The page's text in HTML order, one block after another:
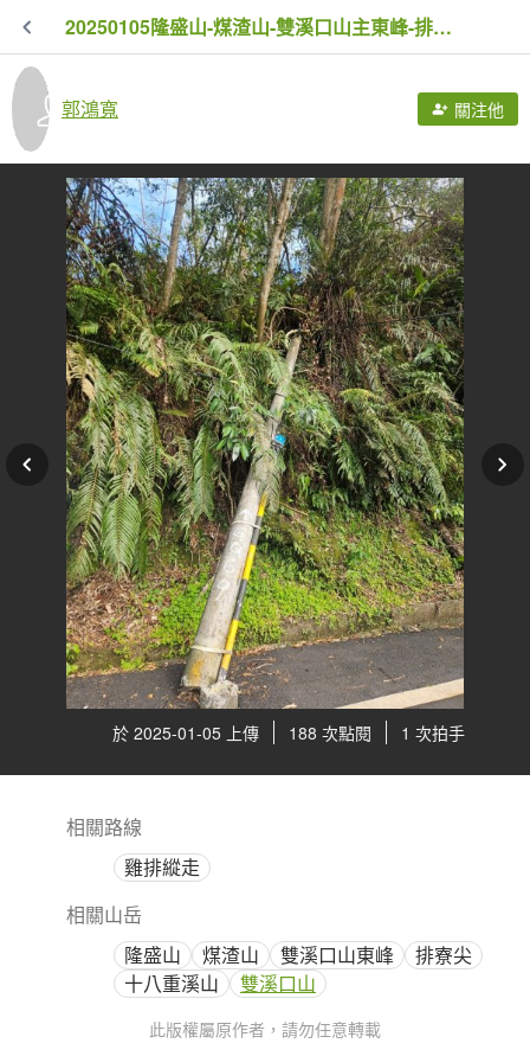
20250105隆盛山-煤渣山-雙溪口山主東峰-排寮尖-十八重溪山
郭鴻寬 關注他
於 2025-01-05 上傳 188 次點閱 1 次拍手
相關路線
雞排縱走
相關山岳
隆盛山
煤渣山 雙溪口山東峰
排寮尖
十八重溪山
雙溪口山
此版權屬原作者，請勿任意轉載